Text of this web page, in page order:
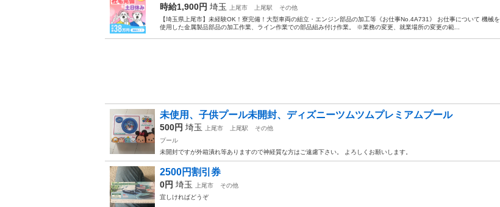
時給1,900円 埼玉 上尾市 上尾駅
その他
【埼玉県上尾市】未経験OK！寮完備！大型車両の組立・エンジン部品の加工等《お仕事No.4A731》 お仕事について 機械を
使用した金属製品部品の加工作業、ライン作業での部品組み付け作業。 ※業務の変更、就業場所の変更の範...
未使用、子供プール未開封、ディズニーツムツムプレミアムプール
500円 埼玉 上尾市 上尾駅
その他
プール
未開封ですが外箱潰れ等ありますので神経質な方はご遠慮下さい。 よろしくお願いします。
2500円割引券
0円 埼玉 上尾市
その他
宜しければどうぞ